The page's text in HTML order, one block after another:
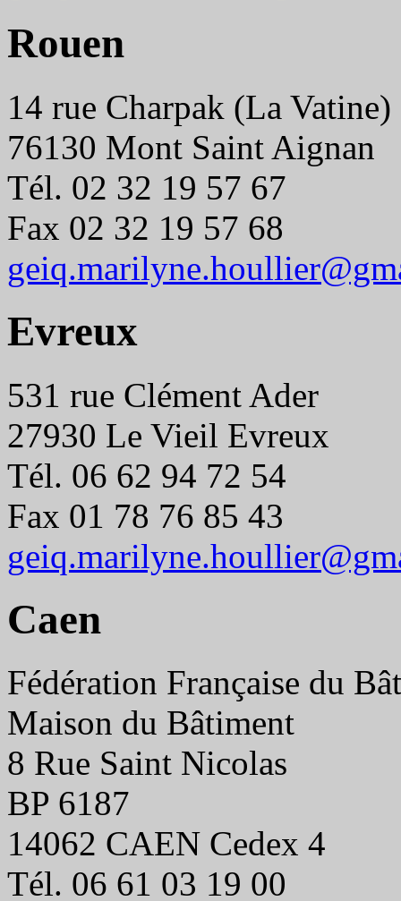
Rouen
14 rue Charpak (La Vatine)
76130 Mont Saint Aignan
Tél. 02 32 19 57 67
Fax 02 32 19 57 68
Evreux
531 rue Clément Ader
27930 Le Vieil Evreux
Tél. 06 62 94 72 54
Fax 01 78 76 85 43
Caen
Fédération Française du
Maison du Bâtiment
8 Rue Saint Nicolas
BP 6187
14062 CAEN Cedex 4
Tél. 06 61 03 19 00